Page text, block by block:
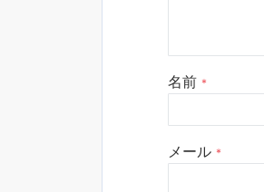
名前 *
メール *